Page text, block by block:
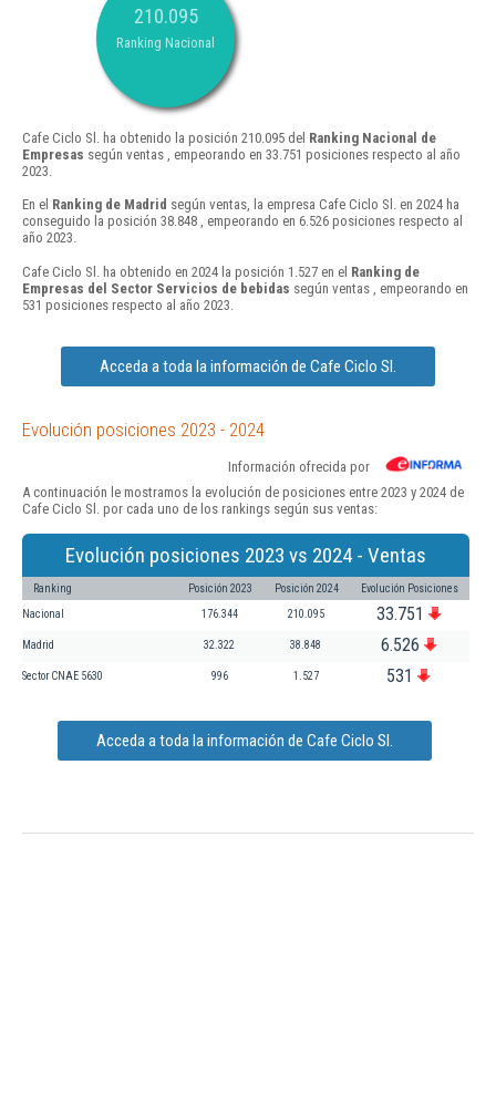
210.095
Ranking Nacional
Cafe Ciclo Sl. ha obtenido la posición 210.095 del Ranking Nacional de
Empresas según ventas , empeorando en 33.751 posiciones respecto al año
2023.
En el Ranking de Madrid según ventas, la empresa Cafe Ciclo Sl. en 2024 ha
conseguido la posición 38.848 , empeorando en 6.526 posiciones respecto al
año 2023.
Cafe Ciclo Sl. ha obtenido en 2024 la posición 1.527 en el Ranking de
Empresas del Sector Servicios de bebidas según ventas , empeorando en
531 posiciones respecto al año 2023.
Acceda a toda la información de Cafe Ciclo Sl.
Evolución posiciones 2023 - 2024
Información ofrecida por
A continuación le mostramos la evolución de posiciones entre 2023 y 2024 de
Cafe Ciclo Sl. por cada uno de los rankings según sus ventas:
Evolución posiciones 2023 vs 2024 - Ventas
Ranking Posición 2023 Posición 2024 Evolución Posiciones
Nacional 176.344 210.095 33.751
Madrid 32.322 38.848 6.526
Sector CNAE 5630 996 1.527 531
Acceda a toda la información de Cafe Ciclo Sl.